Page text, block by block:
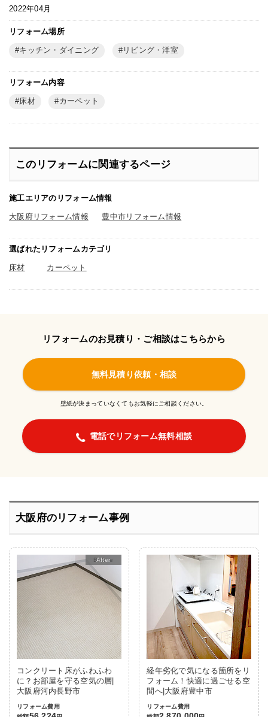
2022年04月
リフォーム場所
キッチン・ダイニング リビング・洋室
リフォーム内容
床材 カーペット
このリフォームに関連するページ
施工エリアのリフォーム情報
大阪府リフォーム情報 豊中市リフォーム情報
選ばれたリフォームカテゴリ
床材 カーペット
リフォームのお見積り・ご相談はこちらから
無料見積り依頼・相談
壁紙が決まっていなくてもお気軽にご相談ください。
電話でリフォーム無料相談
大阪府のリフォーム事例
After
コンクリート床がふわふわ
に？お部屋を守る空気の層|
大阪府河内長野市
リフォーム費用
経年劣化で気になる箇所をリ
フォーム！快適に過ごせる空
間へ|大阪府豊中市
リフォーム費用